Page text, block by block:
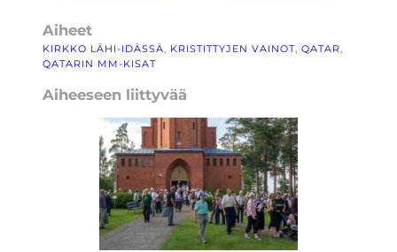
Aiheet
KIRKKO LÄHI-IDÄSSÄ, KRISTITTYJEN VAINOT, QATAR
QATARIN MM-KISAT
Aiheeseen liittyvää